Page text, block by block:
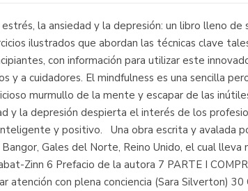
la ansiedad y la depresión: un libro lleno
ilustrados que abordan las técnicas clave
con información para utilizar este
y a cuidadores. El mindfulness es una sencilla
murmullo de la mente y escapar de las
y la depresión despierta el interés de los
y positivo. Una obra escrita y avalada
Gales del Norte, Reino Unido, el cual lleva
Zinn 6 Prefacio de la autora 7 PARTE I
atención con plena conciencia (Sara Silverton)